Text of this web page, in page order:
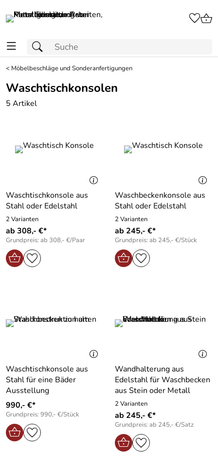
< Möbelbeschläge und Sonderanfertigungen
Waschtischkonsolen
5 Artikel
Waschtischkonsole aus
Stahl oder Edelstahl
2 Varianten
ab 308,- €*
Grundpreis: ab 308,- €/Paar
Waschbeckenkonsole aus
Stahl oder Edelstahl
2 Varianten
ab 245,- €*
Grundpreis: ab 245,- €/Stück
Waschtischkonsole aus
Stahl für eine Bäder
Ausstellung
990,- €*
Grundpreis: 990,- €/Stück
Wandhalterung aus
Edelstahl für Waschbecken
aus Stein oder Metall
2 Varianten
ab 245,- €*
Grundpreis: ab 245,- €/Satz